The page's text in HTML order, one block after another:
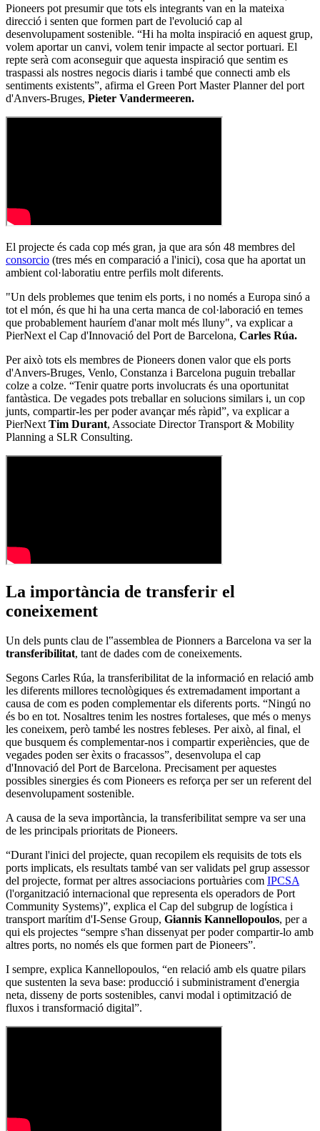
Pioneers pot presumir que tots els integrants van en la mateixa
direcció i senten que formen part de l'evolució cap al
desenvolupament sostenible. “Hi ha molta inspiració en aquest grup,
volem aportar un canvi, volem tenir impacte al sector portuari. El
repte serà com aconseguir que aquesta inspiració que sentim es
traspassi als nostres negocis diaris i també que connecti amb els
sentiments existents”, afirma el Green Port Master Planner del port
d'Anvers-Bruges, Pieter Vandermeeren.
El projecte és cada cop més gran, ja que ara són 48 membres del
consorcio (tres més en comparació a l'inici), cosa que ha aportat un
ambient col·laboratiu entre perfils molt diferents.
"Un dels problemes que tenim els ports, i no només a Europa sinó a
tot el món, és que hi ha una certa manca de col·laboració en temes
que probablement hauríem d'anar molt més lluny", va explicar a
PierNext el Cap d'Innovació del Port de Barcelona, Carles Rúa.
Per això tots els membres de Pioneers donen valor que els ports
d'Anvers-Bruges, Venlo, Constanza i Barcelona puguin treballar
colze a colze. “Tenir quatre ports involucrats és una oportunitat
fantàstica. De vegades pots treballar en solucions similars i, un cop
junts, compartir-les per poder avançar més ràpid”, va explicar a
PierNext Tim Durant, Associate Director Transport & Mobility
Planning a SLR Consulting.
La importància de transferir el
coneixement
Un dels punts clau de l‟assemblea de Pionners a Barcelona va ser la
transferibilitat, tant de dades com de coneixements.
Segons Carles Rúa, la transferibilitat de la informació en relació amb
les diferents millores tecnològiques és extremadament important a
causa de com es poden complementar els diferents ports. “Ningú no
és bo en tot. Nosaltres tenim les nostres fortaleses, que més o menys
les coneixem, però també les nostres febleses. Per això, al final, el
que busquem és complementar-nos i compartir experiències, que de
vegades poden ser èxits o fracassos”, desenvolupa el cap
d'Innovació del Port de Barcelona. Precisament per aquestes
possibles sinergies és com Pioneers es reforça per ser un referent del
desenvolupament sostenible.
A causa de la seva importància, la transferibilitat sempre va ser una
de les principals prioritats de Pioneers.
“Durant l'inici del projecte, quan recopilem els requisits de tots els
ports implicats, els resultats també van ser validats pel grup assessor
del projecte, format per altres associacions portuàries com IPCSA
(l'organització internacional que representa els operadors de Port
Community Systems)”, explica el Cap del subgrup de logística i
transport marítim d'I-Sense Group, Giannis Kannellopoulos, per a
qui els projectes “sempre s'han dissenyat per poder compartir-lo amb
altres ports, no només els que formen part de Pioneers”.
I sempre, explica Kannellopoulos, “en relació amb els quatre pilars
que sustenten la seva base: producció i subministrament d'energia
neta, disseny de ports sostenibles, canvi modal i optimització de
fluxos i transformació digital”.